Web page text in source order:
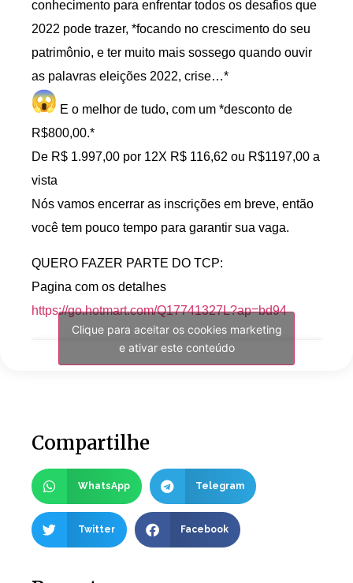
conhecimento para enfrentar todos os desafios que
2022 pode trazer, *focando no crescimento do seu
patrimônio, e ter muito mais sossego quando ouvir
as palavras eleições 2022, crise…*
E o melhor de tudo, com um *desconto de
R$800,00.*
De R$ 1.997,00 por 12X R$ 116,62 ou R$1197,00 a
vista
Nós vamos encerrar as inscrições em breve, então
você tem pouco tempo para garantir sua vaga.
QUERO FAZER PARTE DO TCP:
Pagina com os detalhes
https://go.hotmart.com/Q17741327L?ap=bd94
Clique para aceitar os cookies marketing
e ativar este conteúdo
Compartilhe
WhatsApp Telegram
Twitter Facebook